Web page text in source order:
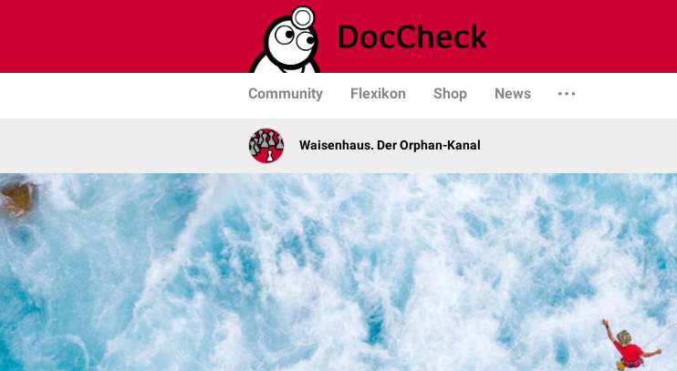
Community Flexikon Shop News
Waisenhaus. Der Orphan-Kanal